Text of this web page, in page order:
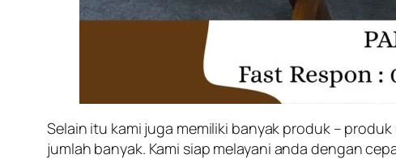
Selain itu kami juga memiliki banyak produk –
jumlah banyak. Kami siap melayani anda dengan